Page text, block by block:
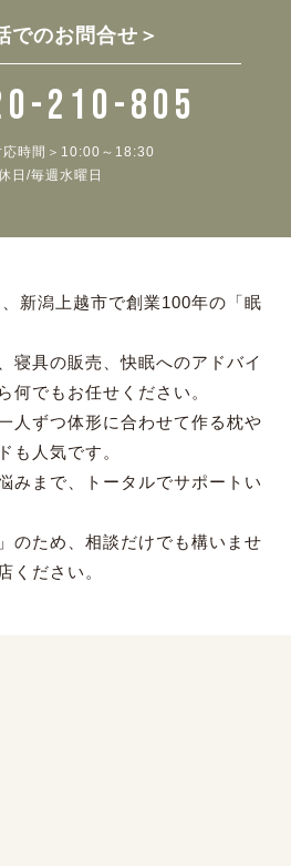
でのお問合せ＞
210-805
応時間＞10:00～18:30
日/毎週水曜日
新潟上越市で創業100年の「眠
寝具の販売、快眠へのアドバイ
何でもお任せください。
人ずつ体形に合わせて作る枕や
も人気です。
みまで、トータルでサポートい
のため、相談だけでも構いませ
ください。